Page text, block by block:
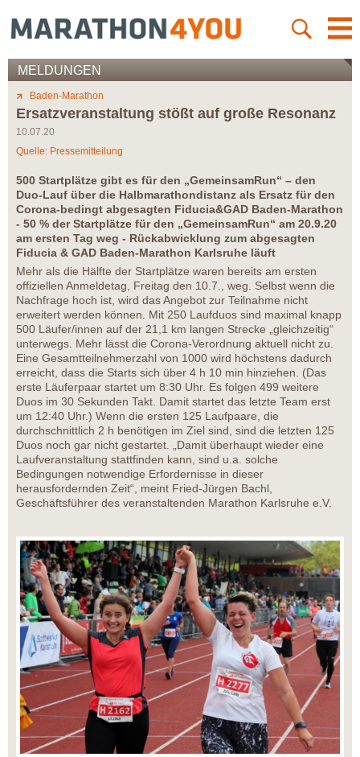
MELDUNGEN
Baden-Marathon
Ersatzveranstaltung stößt auf große Resonanz
10.07.20
Quelle: Pressemitteilung
500 Startplätze gibt es für den „GemeinsamRun“ – den
Duo-Lauf über die Halbmarathondistanz als Ersatz für den
Corona-bedingt abgesagten Fiducia&GAD Baden-Marathon
- 50 % der Startplätze für den „GemeinsamRun“ am 20.9.20
am ersten Tag weg - Rückabwicklung zum abgesagten
Fiducia & GAD Baden-Marathon Karlsruhe läuft
Mehr als die Hälfte der Startplätze waren bereits am ersten
offiziellen Anmeldetag, Freitag den 10.7., weg. Selbst wenn die
Nachfrage hoch ist, wird das Angebot zur Teilnahme nicht
erweitert werden können. Mit 250 Laufduos sind maximal knapp
500 Läufer/innen auf der 21,1 km langen Strecke „gleichzeitig“
unterwegs. Mehr lässt die Corona-Verordnung aktuell nicht zu.
Eine Gesamtteilnehmerzahl von 1000 wird höchstens dadurch
erreicht, dass die Starts sich über 4 h 10 min hinziehen. (Das
erste Läuferpaar startet um 8:30 Uhr. Es folgen 499 weitere
Duos im 30 Sekunden Takt. Damit startet das letzte Team erst
um 12:40 Uhr.) Wenn die ersten 125 Laufpaare, die
durchschnittlich 2 h benötigen im Ziel sind, sind die letzten 125
Duos noch gar nicht gestartet. „Damit überhaupt wieder eine
Laufveranstaltung stattfinden kann, sind u.a. solche
Bedingungen notwendige Erfordernisse in dieser
herausfordernden Zeit“, meint Fried-Jürgen Bachl,
Geschäftsführer des veranstaltenden Marathon Karlsruhe e.V.